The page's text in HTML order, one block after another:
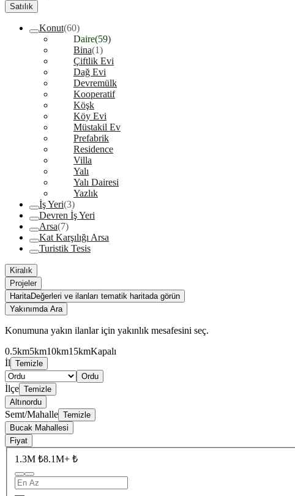
Satılık
Konut(60)
Daire(59)
Bina(1)
Çiftlik Evi
Dağ Evi
Devremülk
Kooperatif
Köşk
Köy Evi
Müstakil Ev
Prefabrik
Residence
Villa
Yalı
Yalı Dairesi
Yazlık
İş Yeri(3)
Devren İş Yeri
Arsa(7)
Kat Karşılığı Arsa
Turistik Tesis
Kiralık
Projeler
HaritaDeğerleri ve ilanları tematik haritada görün
Yakınımda Ara
Konumuna yakın ilanlar için yakınlık mesafesini seç.
0.5km5km10km15kmKapalı
İl Temizle
Ordu
İlçe Temizle
Altınordu
Semt/Mahalle Temizle
Bucak Mahallesi
Fiyat
1.3M ₺8.1M+ ₺